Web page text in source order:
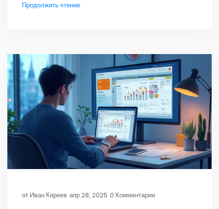
применить это на своём проекте. Будут
Продолжить чтение
от Иван Киреев апр 28, 2025 0 Комментарии